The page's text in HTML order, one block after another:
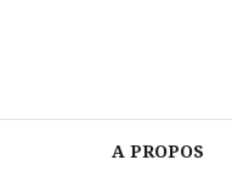
A PROPOS